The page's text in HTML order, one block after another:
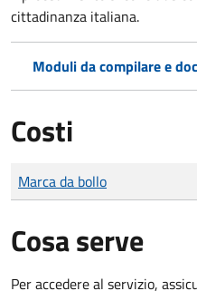
cittadinanza italiana.
Moduli da compilare e
Costi
Tipo di pagamento
Importo
Marca da bollo
Cosa serve
Per accedere al servizio,